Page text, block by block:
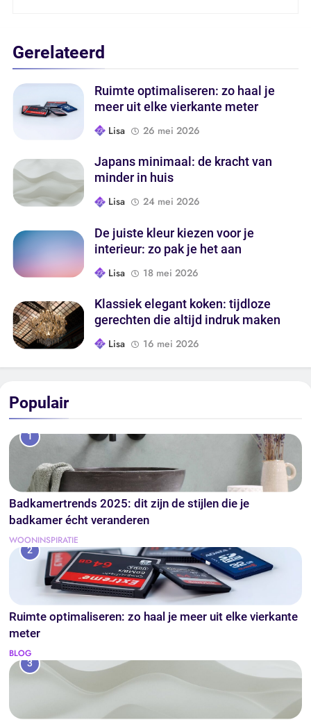
Gerelateerd
Ruimte optimaliseren: zo haal je
meer uit elke vierkante meter
Lisa
26 mei 2026
Japans minimaal: de kracht van
minder in huis
Lisa
24 mei 2026
De juiste kleur kiezen voor je
interieur: zo pak je het aan
Lisa
18 mei 2026
Klassiek elegant koken: tijdloze
gerechten die altijd indruk maken
Lisa
16 mei 2026
Populair
1
Badkamertrends 2025: dit zijn de stijlen die je
badkamer écht veranderen
WOONINSPIRATIE
2
Ruimte optimaliseren: zo haal je meer uit elke vierkante
meter
BLOG
3